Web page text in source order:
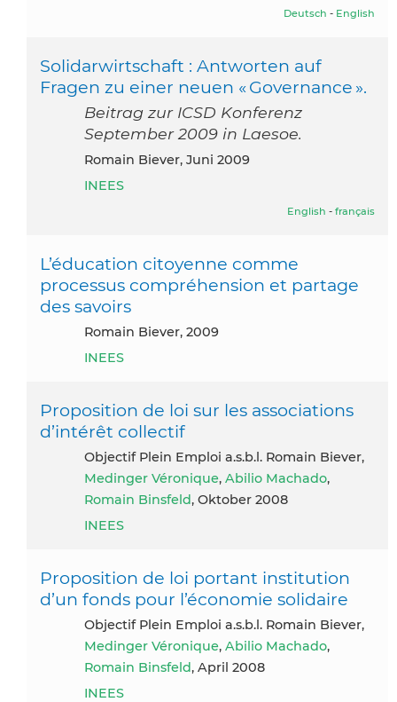
Deutsch - English
Solidarwirtschaft : Antworten auf
Fragen zu einer neuen « Governance ».
Beitrag zur ICSD Konferenz
September 2009 in Laesoe.
Romain Biever, Juni 2009
INEES
English - français
L’éducation citoyenne comme
processus compréhension et partage
des savoirs
Romain Biever, 2009
INEES
Proposition de loi sur les associations
d’intérêt collectif
Objectif Plein Emploi a.s.b.l. Romain Biever,
Medinger Véronique, Abilio Machado,
Romain Binsfeld, Oktober 2008
INEES
Proposition de loi portant institution
d’un fonds pour l’économie solidaire
Objectif Plein Emploi a.s.b.l. Romain Biever,
Medinger Véronique, Abilio Machado,
Romain Binsfeld, April 2008
INEES